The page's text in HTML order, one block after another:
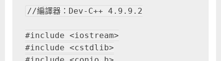
//編譯器：Dev-C++ 4.9.9.2
#include <iostream>
#include <cstdlib>